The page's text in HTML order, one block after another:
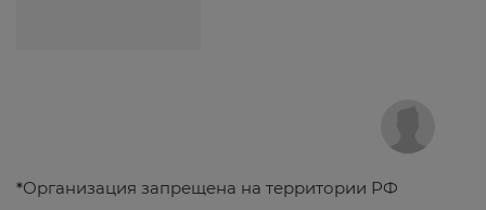
*Организация запрещена на территории РФ